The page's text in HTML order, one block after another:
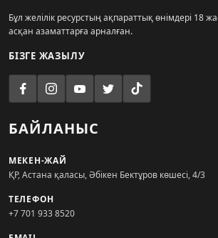
Бұл желілік ресурстың ақпараттық өнімдері 18
асқан азаматтарға арналған.
БІЗГЕ ЖАЗЫЛУ
БАЙЛАНЫС
МЕКЕН-ЖАЙ
ҚР, Астана қаласы, Әбікен Бектұров көшесі, 4/3
ТЕЛЕФОН
+7 701 933 8520